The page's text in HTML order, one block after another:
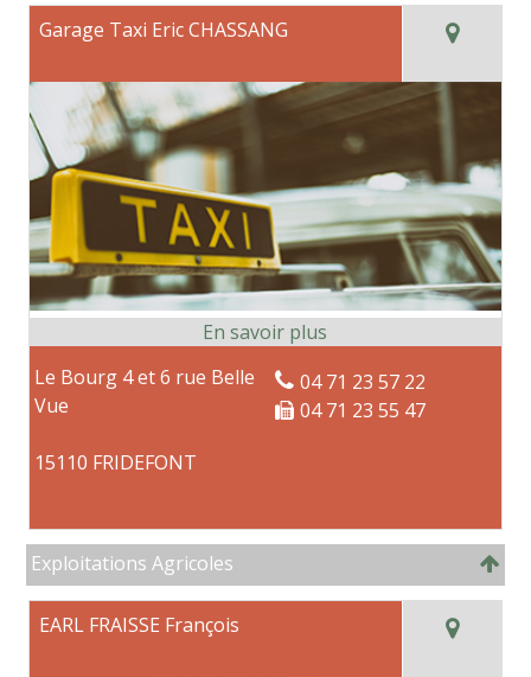
Garage Taxi Eric CHASSANG
Le Bourg 4 et 6 rue Belle
Vue
15110 FRIDEFONT
04 71 23 57 22
04 71 23 55 47
Exploitations Agricoles
EARL FRAISSE François